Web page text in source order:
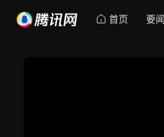
首页 要闻